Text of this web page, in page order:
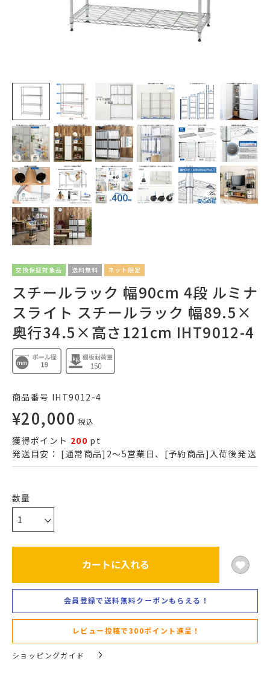
交換保証対象品 送料無料 ネット限定
スチールラック 幅90cm 4段 ルミナ
スライト スチールラック 幅89.5×
奥行34.5×高さ121cm IHT9012-4
商品番号 IHT9012-4
¥20,000 税込
獲得ポイント 200 pt
発送目安： [通常商品]2～5営業日、[予約商品]入荷後発送
カートに入れる
会員登録で送料無料クーポンもらえる！
レビュー投稿で300ポイント進呈！
ショッピングガイド